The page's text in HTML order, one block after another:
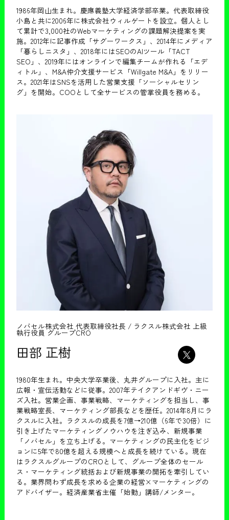
1986年岡山生まれ。慶應義塾大学経済学部卒業。代表取締役
小島と共に2006年に株式会社ウィルゲートを設立。個人とし
て累計で3,000社のWebマーケティングの課題解決提案を実
施。2012年に記事作成「サグーワークス」、2014年にメディア
「暮らしニスタ」、2018年にはSEOのAIツール「TACT
SEO」、2019年にはオンラインで編集チームが作れる「エデ
ィトル」、M&A仲介支援サービス「Willgate M&A」をリリー
ス。2021年はSNSを活用した営業支援「ソーシャルセリン
グ」を開始。COOとして全サービスの管掌役員を務める。
ノバセル株式会社 代表取締役社長 / ラクスル株式会社 上級
執行役員 グループCRO
田部 正樹
1980年生まれ。中央大学卒業後、丸井グループに入社。主に
広報・宣伝活動などに従事。2007年テイクアンドギヴ・ニー
ズ入社。営業企画、事業戦略、マーケティングを担当し、事
業戦略室長、マーケティング部長などを歴任。2014年8月にラ
クスルに入社。ラクスルの成長を7億→210億（6年で30倍）に
引き上げたマーケティングノウハウを注ぎ込み、新規事業
「ノバセル」を立ち上げる。マーケティングの民主化をビジ
ョンに5年で80億を超える規模へと成長を続けている。現在
はラクスルグループのCROとして、グループ全体のセール
ス・マーケティング統括および新規事業の開拓を牽引してい
る。業界問わず成長を求める企業の経営×マーケティングの
アドバイザー。経済産業省主催「始動」講師/メンター。